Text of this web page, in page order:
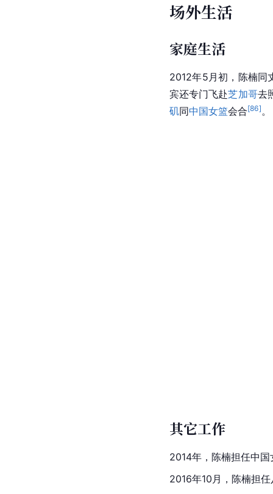
场外生活
家庭生活
2012年5月初，陈楠同
宾还专门飞赴芝加哥去
矶同中国女篮会合[86]。
其它工作
2014年，陈楠担任中国
2016年10月，陈楠担